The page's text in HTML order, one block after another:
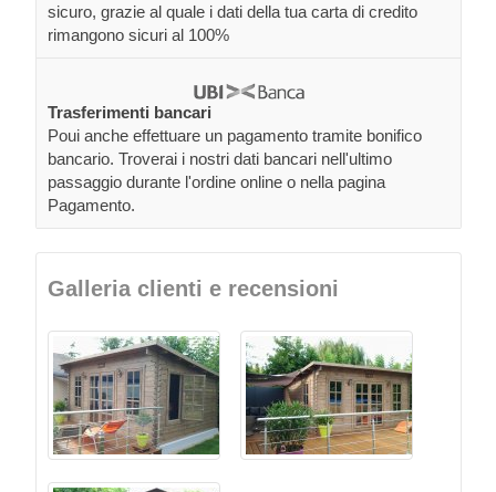
sicuro, grazie al quale i dati della tua carta di credito
rimangono sicuri al 100%
Trasferimenti bancari
Poui anche effettuare un pagamento tramite bonifico
bancario. Troverai i nostri dati bancari nell'ultimo
passaggio durante l'ordine online o nella pagina
Pagamento.
Galleria clienti e recensioni